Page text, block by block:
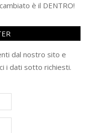
è il DENTRO!
dal nostro sito e
i dati sotto richiesti.